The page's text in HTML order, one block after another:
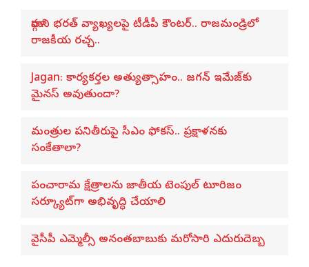
మార్గాని భరత్ వ్యాఖ్యలపై టీడీపీ కౌంటర్.. రాజమండ్రిలో
రాజకీయ రచ్చ..
Jagan: కార్యకర్తల అత్యుత్సాహం.. జగన్ ఇమేజ్‌కు
మైనస్ అవుతుందా?
మంత్రుల పనితీరుపై సీఎం ఫోకస్.. ప్రక్షాళనకు
సంకేతాలా?
పంచారామ క్షేత్రాలను జాతీయ టెంపుల్ టూరిజం
సర్క్యూట్‌గా అభివృద్ధి చేయాలి
వైసీపీ ఎమ్మెల్సీ అనంతబాబుకు మరోసారి ఎదురుదెబ్బ